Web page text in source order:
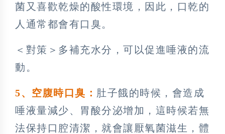
菌又喜歡乾燥的酸性環境，因此，口乾的
人通常都會有口臭。
＜對策＞多補充水分，可以促進唾液的流
動。
5、空腹時口臭： 肚子餓的時候，會造成
唾液量減少、胃酸分泌增加，這時候若無
法保持口腔清潔，就會讓厭氧菌滋生，體